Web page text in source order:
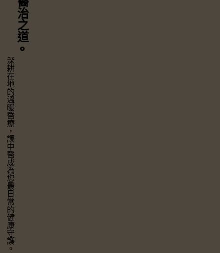
的醫治之道
⚬
深耕在地的溫暖醫療，
讓中醫成為您最日常的健康守護。